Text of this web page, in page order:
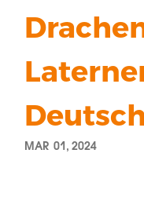
MAR 01, 2024